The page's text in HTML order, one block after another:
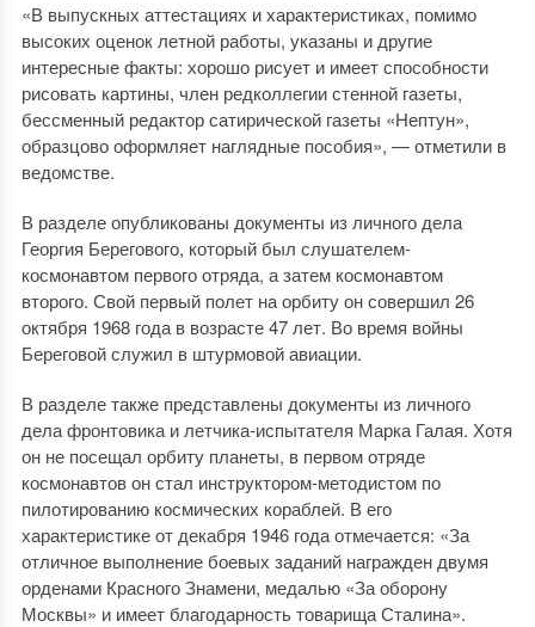
«В выпускных аттестациях и характеристиках, помимо
высоких оценок летной работы, указаны и другие
интересные факты: хорошо рисует и имеет способности
рисовать картины, член редколлегии стенной газеты,
бессменный редактор сатирической газеты «Нептун»,
образцово оформляет наглядные пособия», — отметили в
ведомстве.
В разделе опубликованы документы из личного дела
Георгия Берегового, который был слушателем-
космонавтом первого отряда, а затем космонавтом
второго. Свой первый полет на орбиту он совершил 26
октября 1968 года в возрасте 47 лет. Во время войны
Береговой служил в штурмовой авиации.
В разделе также представлены документы из личного
дела фронтовика и летчика-испытателя Марка Галая. Хотя
он не посещал орбиту планеты, в первом отряде
космонавтов он стал инструктором-методистом по
пилотированию космических кораблей. В его
характеристике от декабря 1946 года отмечается: «За
отличное выполнение боевых заданий награжден двумя
орденами Красного Знамени, медалью «За оборону
Москвы» и имеет благодарность товарища Сталина».